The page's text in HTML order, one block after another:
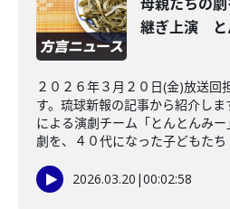
継ぎ上演 と
２０２６年３月２０日(金)放送回
す。琉球新報の記事から紹介し
による演劇チーム「とんとんみ
劇を、４０代になった子どもたち
2026.03.20 |00:02:58